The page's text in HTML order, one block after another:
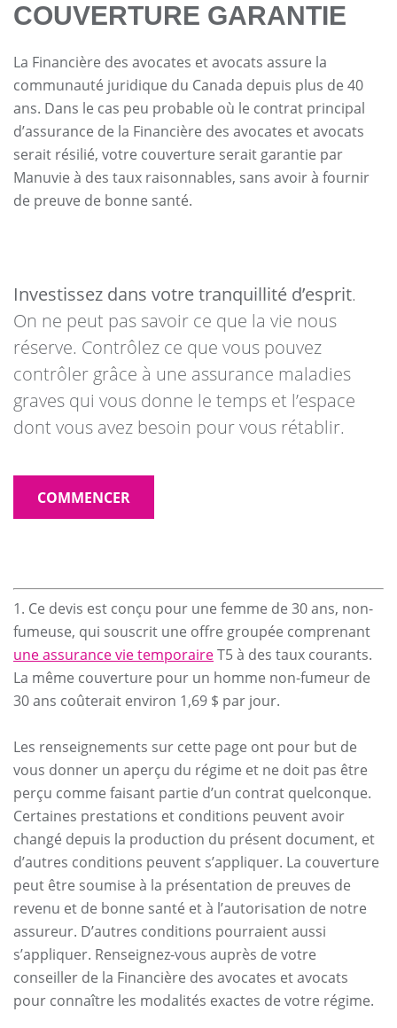
COUVERTURE GARANTIE
La Financière des avocates et avocats assure la
communauté juridique du Canada depuis plus de 40
ans. Dans le cas peu probable où le contrat principal
d’assurance de la Financière des avocates et avocats
serait résilié, votre couverture serait garantie par
Manuvie à des taux raisonnables, sans avoir à fournir
de preuve de bonne santé.
Investissez dans votre tranquillité d’esprit.
On ne peut pas savoir ce que la vie nous
réserve. Contrôlez ce que vous pouvez
contrôler grâce à une assurance maladies
graves qui vous donne le temps et l’espace
dont vous avez besoin pour vous rétablir.
COMMENCER
1. Ce devis est conçu pour une femme de 30 ans, non-
fumeuse, qui souscrit une offre groupée comprenant
une assurance vie temporaireT5 à des taux courants.
La même couverture pour un homme non-fumeur de
30 ans coûterait environ 1,69 $ par jour.
Les renseignements sur cette page ont pour but de
vous donner un aperçu du régime et ne doit pas être
perçu comme faisant partie d’un contrat quelconque.
Certaines prestations et conditions peuvent avoir
changé depuis la production du présent document, et
d’autres conditions peuvent s’appliquer. La couverture
peut être soumise à la présentation de preuves de
revenu et de bonne santé et à l’autorisation de notre
assureur. D’autres conditions pourraient aussi
s’appliquer. Renseignez-vous auprès de votre
conseiller de la Financière des avocates et avocats
pour connaître les modalités exactes de votre régime.